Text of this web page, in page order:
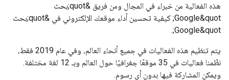
هذه الفعالية من خبراء في المجال ومن فريق &quot;بحث
Google&quot; كيفية تحسين أداء موقعك الإلكتروني في &quot;بحث
Google&quot;.
يتم تنظيم هذه الفعاليات في جميع أنحاء العالم، وفي عام 2019 فقط،
نظّمنا فعاليات في 35 موقعًا جغرافيًا حول العالم وبـ 12 لغة مختلفة.
ويمكن المشاركة فيها بدون أي رسوم.